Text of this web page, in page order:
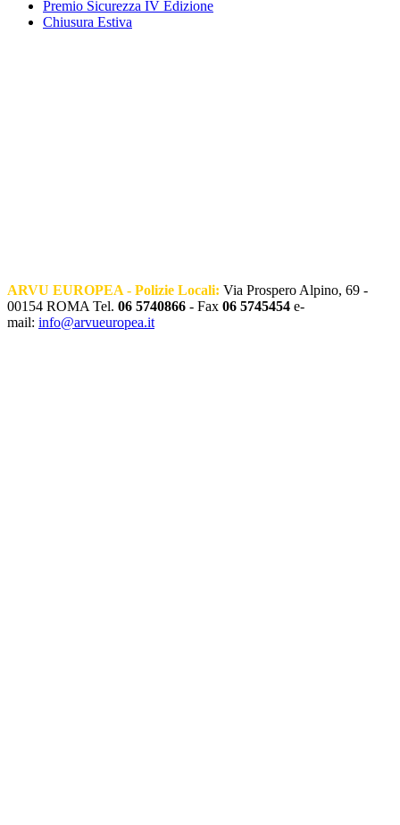
Premio Sicurezza IV Edizione
Chiusura Estiva
ARVU EUROPEA - Polizie Locali: Via Prospero Alpino, 69 -
00154 ROMA Tel. 06 5740866 - Fax 06 5745454 e-
mail: info@arvueuropea.it